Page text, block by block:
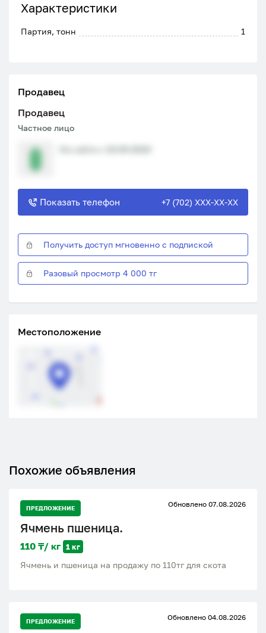
Характеристики
Партия, тонн 1
Продавец
Продавец
Частное лицо
Показать телефон +7 (702) XXX-XX-XX
Получить доступ мгновенно с подпиской
Разовый просмотр 4 000 тг
Местоположение
Похожие объявления
ПРЕДЛОЖЕНИЕ Обновлено 07.08.2026
Ячмень пшеница.
110 ₸/ кг 1 кг
Ячмень и пшеница на продажу по 110тг для скота
ПРЕДЛОЖЕНИЕ Обновлено 04.08.2026